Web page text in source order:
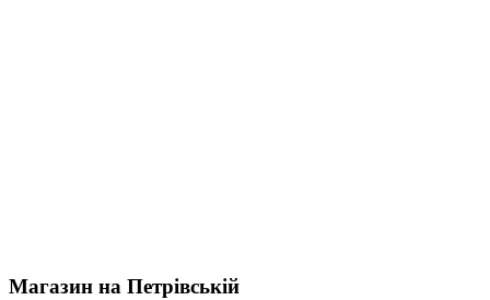
Магазин на Петрівській